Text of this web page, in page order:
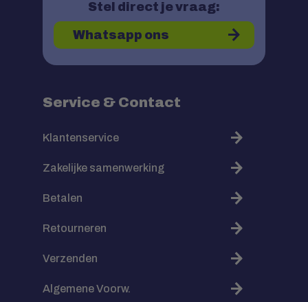
Stel direct je vraag:
Whatsapp ons
Service & Contact
Klantenservice
Zakelijke samenwerking
Betalen
Retourneren
Verzenden
Algemene Voorw.